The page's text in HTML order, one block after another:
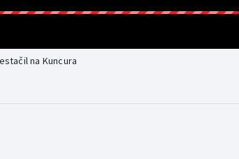
na Kuncura